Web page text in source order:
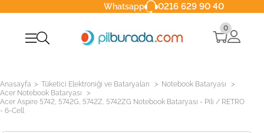
Whatsapp 0216 629 90 40
0
Anasayfa > Tüketici Elektroniği ve Bataryaları > Notebook Bataryası >
Acer Notebook Bataryası >
Acer Aspire 5742, 5742G, 5742Z, 5742ZG Notebook Bataryası - Pili / RETRO
- 6-Cell